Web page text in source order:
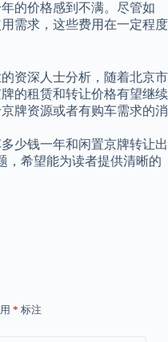
的价格感到不满。尽管如
需求，这些费用在一定程度
资深人士分析，随着北京市
的租赁和转让价格有望继续
牌资源或者有购车需求的消
少钱一年和闲置京牌转让出
，希望能为读者提供清晰的
* 标注